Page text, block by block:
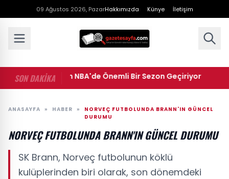
09 Ağustos 2026, PazarHakkımızda Künye İletişim
SON DAKİKA
• Cedi Osman NBA'de Önemli Bir Sezon Geçiriyor
ANASAYFA » HABER »
NORVEÇ FUTBOLUNDA BRANN'IN GÜNCEL
DURUMU
NORVEÇ FUTBOLUNDA BRANN'IN GÜNCEL DURUMU
SK Brann, Norveç futbolunun köklü
kulüplerinden biri olarak, son dönemdeki